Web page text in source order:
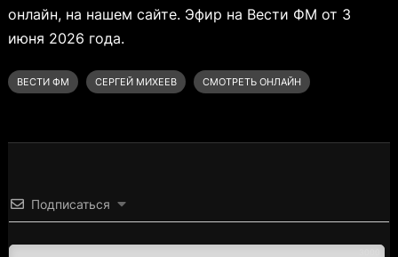
онлайн, на нашем сайте. Эфир на Вести ФМ от 3
июня 2026 года.
ВЕСТИ ФМ СЕРГЕЙ МИХЕЕВ СМОТРЕТЬ ОНЛАЙН
Подписаться